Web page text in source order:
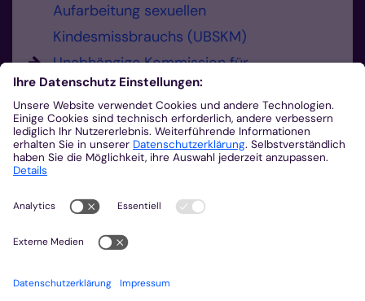
Aufarbeitung sexuellen
Kindesmissbrauchs (UBSKM)
Unabhängige Kommission für
Anerkennungsleistungen (UKA)
Hier können Sie Missbrauch melden.
Sie haben die Möglichkeit, sexualisierte
Gewalt und Verdachtsmomente zu
melden.
Missbrauch melden